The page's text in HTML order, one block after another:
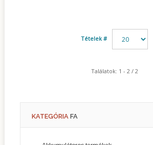
Tételek #
Találatok: 1 - 2 / 2
KATEGÓRIA FA